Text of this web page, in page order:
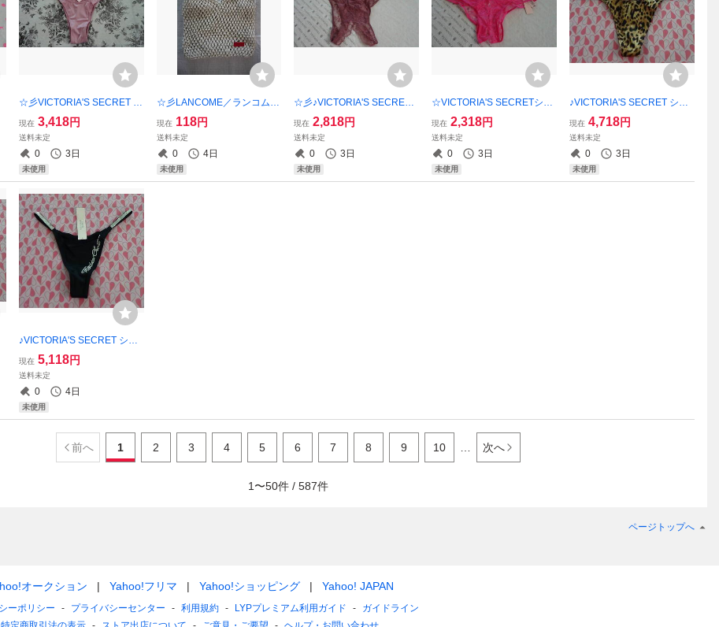
☆彡VICTORIA'S SECRET ブ
ラジリアン ショーツ・XS
★★【新品未使用】 ご希望
の方にショップ紙袋同封可
能！！
現在 3,418円
送料未定
0 3日
未使用
☆彡LANCOME／ランコム
サマーニットバッグ★【新品
未使用】
現在 118円
送料未定
0 4日
未使用
☆彡♪VICTORIA'S SECRET
ショーツ・S★★【新品未使
用】 ご希望の方にショップ
紙袋同封可能！！
現在 2,818円
送料未定
0 3日
未使用
☆VICTORIA'S SECRETショ
ーツ・XS♪☆ご希望の方にシ
ョップ紙袋同封可能！！【新
品未使用】
現在 2,318円
送料未定
0 3日
未使用
♪VICTORIA'S SECRET ショ
ーツ・XS☆♪★【新品未使
用】 ご希望の方にショップ
紙袋同封可能！！
現在 4,718円
送料未定
0 3日
未使用
♪VICTORIA'S SECRET ショ
ーツ・S★【新品未使用】 ご
希望の方にショップ紙袋同封
可能！！
現在 5,118円
送料未定
0 4日
未使用
前へ 1 2 3 4 5 6 7 8 9 10 次へ
1〜50件 / 587件
ページトップへ
オークション Yahoo!フリマ Yahoo!ショッピング Yahoo! JAPAN
ーポリシー プライバシーセンター 利用規約 LYPプレミアム利用ガイド
ガイドライン